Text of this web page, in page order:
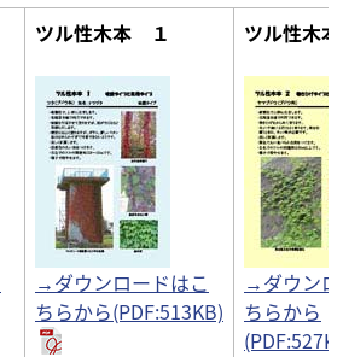
ツル性木本 １
→ダウンロードはこ
ちらから(PDF:513KB)
ツル性木
→ダウン
ちらから